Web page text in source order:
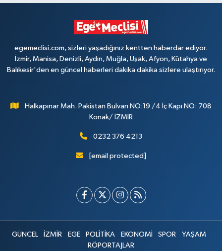
egemeclisi.com, sizleri yaşadığınız kentten haberdar ediyor.
İzmir, Manisa, Denizli, Aydın, Muğla, Uşak, Afyon, Kütahya ve
Balıkesir'den en güncel haberleri dakika dakika sizlere ulaştırıyor.
Halkapınar Mah. Pakistan Bulvarı NO:19 /4 İç Kapı NO: 708
Konak/ İZMİR
0232 376 4213
[email protected]
GÜNCEL İZMİR EGE POLİTİKA EKONOMİ SPOR
YAŞAM
RÖPORTAJLAR